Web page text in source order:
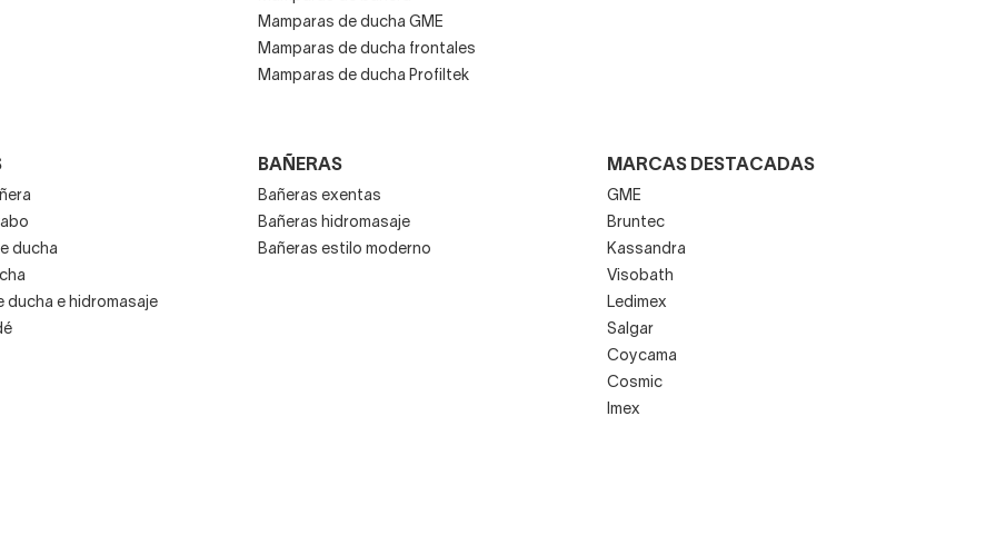
Mamparas de ducha GME
Mamparas de ducha frontales
Mamparas de ducha Profiltek
ducha
ducha e hidromasaje
BAÑERAS
Bañeras exentas
Bañeras hidromasaje
Bañeras estilo moderno
MARCAS DESTACADAS
GME
Bruntec
Kassandra
Visobath
Ledimex
Salgar
Coycama
Cosmic
Imex